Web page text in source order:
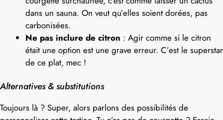
dans un sauna. On veut qu’elles soient dorées, pas
carbonisées.
Ne pas inclure de citron : Agir comme si le citron
était une option est une grave erreur. C’est le superstar
de ce plat, mec !
Alternatives & substitutions
Toujours là ? Super, alors parlons des possibilités de